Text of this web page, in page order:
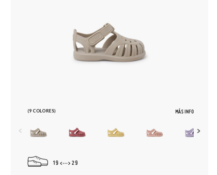
(9 COLORES) MÁS INFO
19 29